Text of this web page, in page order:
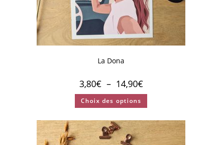
La Dona
3,80€ – 14,90€
Choix des options